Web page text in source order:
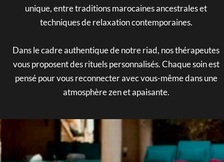
unique, entre traditions marocaines ancestrales et
techniques de relaxation contemporaines.
Dans le cadre authentique de notre riad, nos thérapeutes
vous proposent des rituels personnalisés. Chaque soin est
pensé pour vous reconnecter avec vous-même dans une
atmosphère zen et apaisante.